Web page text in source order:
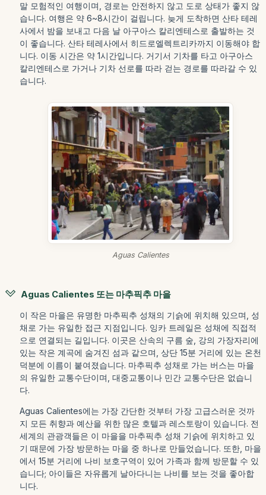
말 모험적인 여행이며, 경로는 안전하지 않고 도로 상태가 좋지 않
습니다. 여행은 약 6~8시간이 걸립니다. 늦게 도착하면 산타 테레
사에서 밤을 보내고 다음 날 아구아스 칼리엔테스로 출발하는 것
이 좋습니다. 산타 테레사에서 히드로엘렉트리카까지 이동해야 합
니다. 이동 시간은 약 1시간입니다. 거기서 기차를 타고 아구아스
칼리엔테스로 가거나 기차 선로를 따라 걷는 경로를 따라갈 수 있
습니다.
Aguas Calientes
Aguas Calientes 또는 마추픽추 마을
이 작은 마을은 유명한 마추픽추 성채의 기슭에 위치해 있으며, 성
채로 가는 유일한 접근 지점입니다. 잉카 트레일은 성채에 직접적
으로 연결되는 길입니다. 이곳은 산속의 구름 숲, 강의 가장자리에
있는 작은 계곡에 숨겨진 섬과 같으며, 상단 15분 거리에 있는 온천
덕분에 이름이 붙여졌습니다. 마추픽추 성채로 가는 버스는 마을
의 유일한 교통수단이며, 대중교통이나 민간 교통수단은 없습니
다.
Aguas Calientes에는 가장 간단한 것부터 가장 고급스러운 것까
지 모든 취향과 예산을 위한 많은 호텔과 레스토랑이 있습니다. 전
세계의 관광객들은 이 마을을 마추픽추 성채 기슭에 위치하고 있
기 때문에 가장 방문하는 마을 중 하나로 만들었습니다. 또한, 마을
에서 15분 거리에 나비 보호구역이 있어 가족과 함께 방문할 수 있
습니다; 아이들은 자유롭게 날아다니는 나비를 보는 것을 좋아합
니다.